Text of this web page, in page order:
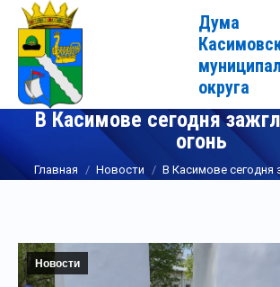
Дума
округа
В Касимове сегодня
огонь
Вы здесь:
Главная Новости В Касимове сегодня
Новости